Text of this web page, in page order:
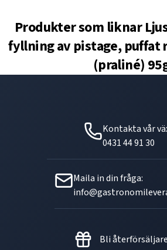
Produkter som liknar
fyllning av pistage, puffat
(praliné)
Kontakta vår
0431 44 91 30
Maila in din fråga:
Bli